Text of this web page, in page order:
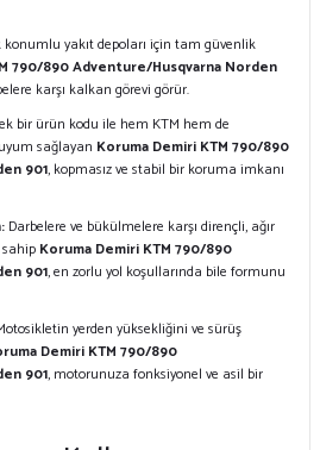
konumlu yakıt depoları için tam güvenlik
790/890 Adventure/Husqvarna Norden
karşı kalkan görevi görür.
bir ürün kodu ile hem KTM hem de
sağlayan Koruma Demiri KTM 790/890
901, kopmasız ve stabil bir koruma imkanı
Darbelere ve bükülmelere karşı dirençli, ağır
Koruma Demiri KTM 790/890
901, en zorlu yol koşullarında bile formunu
yerden yüksekliğini ve sürüş
Demiri KTM 790/890
901, motorunuza fonksiyonel ve asil bir